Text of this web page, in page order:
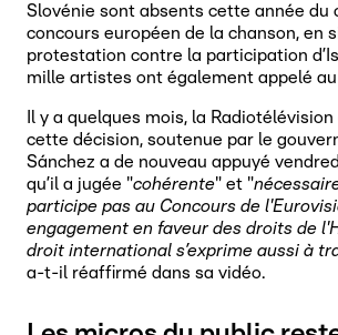
Slovénie sont absents cette année du
concours européen de la chanson, en
protestation contre la participation
mille artistes ont également appelé
Il y a quelques mois, la
cette décision, soutenue par le
Sánchez a de nouveau appuyé
qu’il a jugée "cohérente" et "
participe pas au Concours de
engagement en faveur des droits de
droit international s’exprime aussi à
a-t-il réaffirmé dans sa vidéo.